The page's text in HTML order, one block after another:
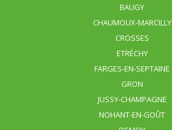
BAUGY
CHAUMOUX-MARCILLY
CROSSES
ETRÉCHY
FARGES-EN-SEPTAINE
GRON
JUSSY-CHAMPAGNE
NOHANT-EN-GOÛT